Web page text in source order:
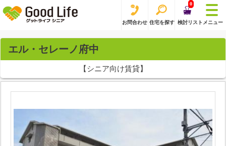
お問合わせ 住宅を探す
0
検討リスト メニュー
エル・セレーノ府中
【シニア向け賃貸】